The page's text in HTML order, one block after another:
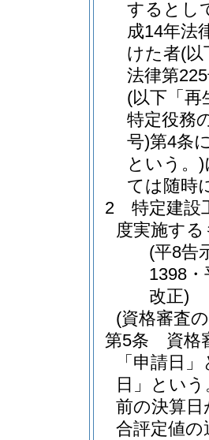
するとし
成14年法
けた者(以
法律第
(以下「再
特定役務
号)第4条
という。)
ては随時
2
特定建設
度実施す
(平8告
1398
改正)
(資格審査
第5条
資格
「申請日
日」という
前の決算日
合評定値